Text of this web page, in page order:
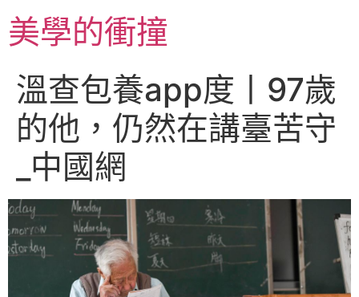
至
主美學的衝撞
溫查包養app度丨97歲
的他，仍然在講臺苦守
_中國網